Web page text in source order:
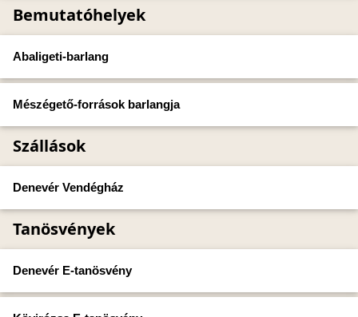
Bemutatóhelyek
Abaligeti-barlang
Mészégető-források barlangja
Szállások
Denevér Vendégház
Tanösvények
Denevér E-tanösvény